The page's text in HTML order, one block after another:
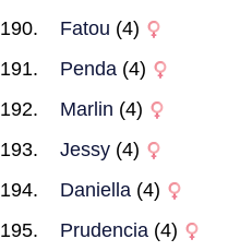
Fatou (4)
Penda (4)
Marlin (4)
Jessy (4)
Daniella (4)
Prudencia (4)